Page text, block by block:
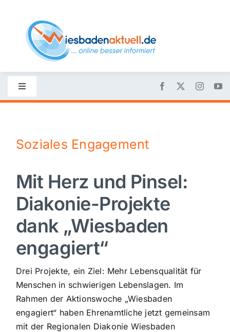
content
Toggle
Navigation
Nachrichten
Politik
Wirtschaft
Sport
Kultur
Panorama
Soziales Engagement
Mit Herz und Pinsel:
Diakonie-Projekte
dank „Wiesbaden
engagiert“
Drei Projekte, ein Ziel: Mehr Lebensqualität für
Menschen in schwierigen Lebenslagen. Im
Rahmen der Aktionswoche „Wiesbaden
engagiert“ haben Ehrenamtliche jetzt gemeinsam
mit der Regionalen Diakonie Wiesbaden